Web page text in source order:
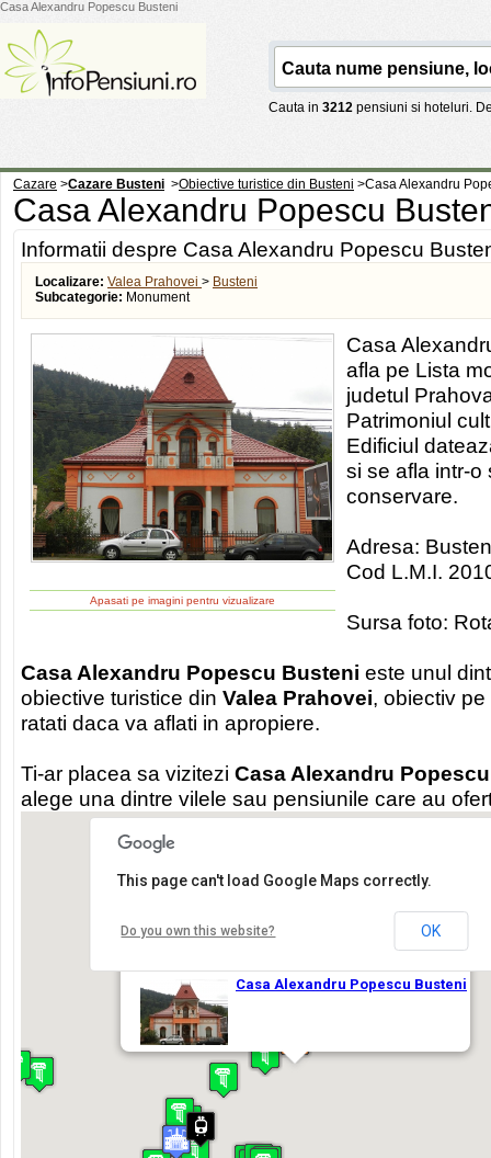
Casa Alexandru Popescu Busteni
Cauta in 3212 pensiuni si hoteluri.
Cazare >Cazare Busteni >Obiective turistice din Busteni >Casa Alexandru
Casa Alexandru Popescu
Informatii despre Casa Alexandru Popescu
Localizare: Valea Prahovei > Busteni
Subcategorie: Monument
Apasati pe imagini pentru vizualizare
Casa
afla pe Lista
judetul
Patrimoniul
Edificiul
si se afla intr-o
conservare.
Adresa:
Cod L.M.I.
Sursa foto:
Casa Alexandru Popescu Busteni este unul
obiective turistice din Valea Prahovei, obiectiv
ratati daca va aflati in apropiere.
Ti-ar placea sa vizitezi Casa Alexandru
alege una dintre vilele sau pensiunile care au